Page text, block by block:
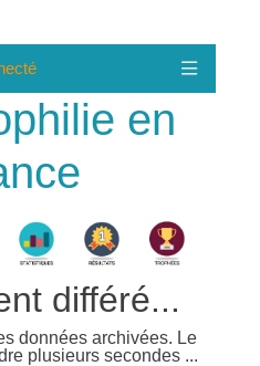
en
différé...
données archivées. Le
plusieurs secondes ...